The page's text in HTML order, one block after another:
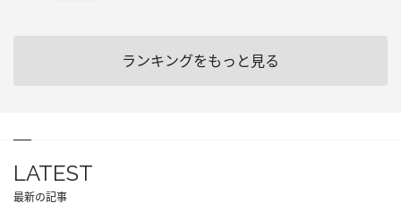
ランキングをもっと見る
LATEST
最新の記事